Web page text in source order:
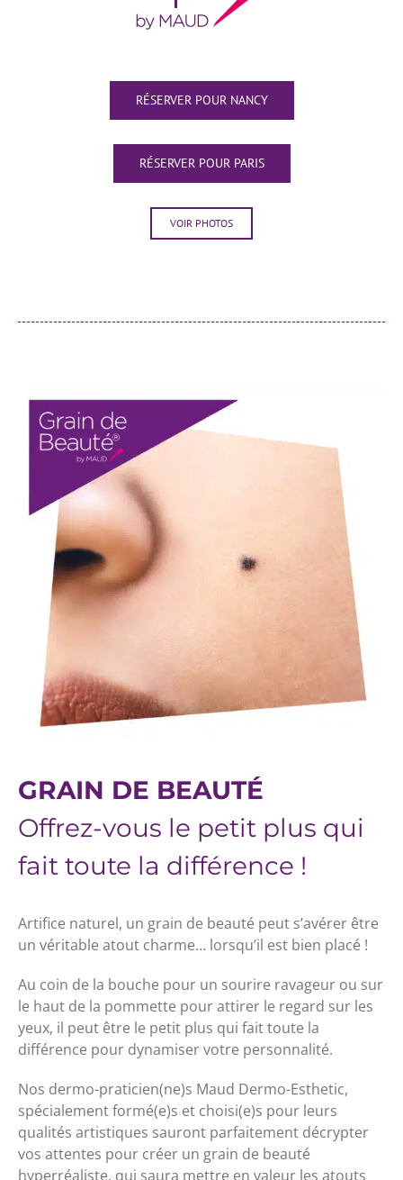
RÉSERVER POUR NANCY
RÉSERVER POUR PARIS
VOIR PHOTOS
GRAIN DE BEAUTÉ
Offrez-vous le petit plus qui
fait toute la différence !
Artifice naturel, un grain de beauté peut s’avérer être
un véritable atout charme… lorsqu’il est bien placé !
Au coin de la bouche pour un sourire ravageur ou sur
le haut de la pommette pour attirer le regard sur les
yeux, il peut être le petit plus qui fait toute la
différence pour dynamiser votre personnalité.
Nos dermo-praticien(ne)s Maud Dermo-Esthetic,
spécialement formé(e)s et choisi(e)s pour leurs
qualités artistiques sauront parfaitement décrypter
vos attentes pour créer un grain de beauté
hyperréaliste, qui saura mettre en valeur les atouts